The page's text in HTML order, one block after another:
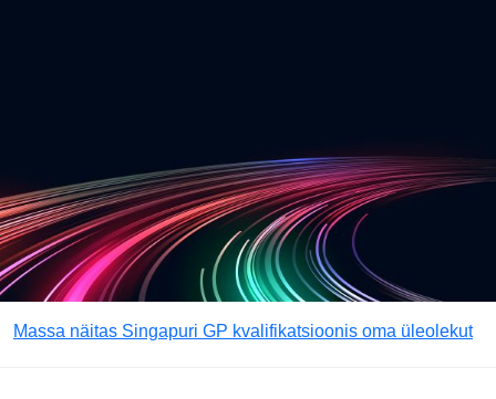
Massa näitas Singapuri GP kvalifikatsioonis oma üleolekut